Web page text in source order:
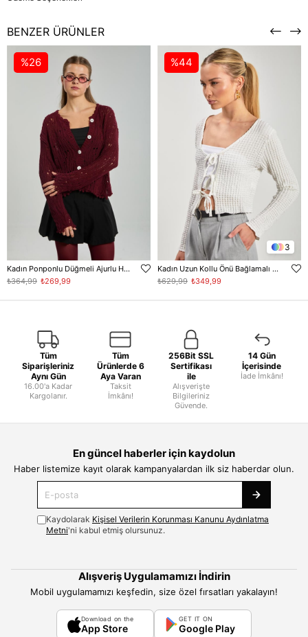
BENZER ÜRÜNLER
Kadın Ponponlu Düğmeli Ajurlu Hırka - Bordo
₺269,99
₺364,99
%26
3
Kadın Uzun Kollu Önü Bağlamalı Hırka - Ekru
₺349,99
₺629,99
%44
Tüm
Siparişleriniz
Aynı Gün
16.00'a Kadar
Kargolanır.
Tüm
Ürünlerde 6
Aya Varan
Taksit
İmkânı!
256Bit SSL
Sertifikası
ile
Alışverişte
Bilgileriniz
Güvende.
14 Gün
İçerisinde
İade İmkânı!
En güncel haberler için kaydolun
Haber listemize kayıt olarak kampanyalardan ilk siz haberdar olun.
Kaydolarak Kişisel Verilerin Korunması Kanunu Aydınlatma
Metni'ni kabul etmiş olursunuz.
Alışveriş Uygulamamızı İndirin
Mobil uygulamamızı keşfedin, size özel fırsatları yakalayın!
Download on the
App Store
GET IT ON
Google Play